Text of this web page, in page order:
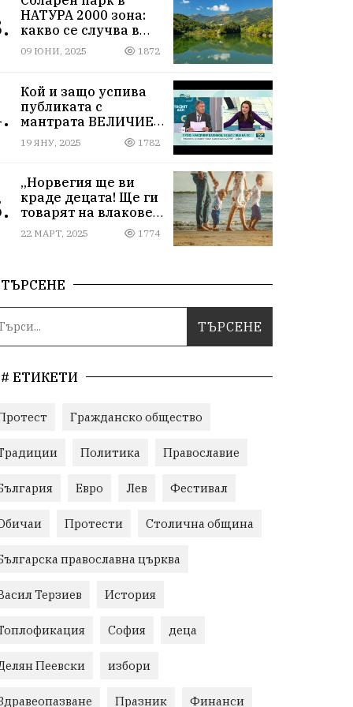
НАТУРА 2000 зона:
какво се случва в
Мартиново?
09 ЮНИ, 2025 1872
Кой и защо успива
публиката с
мантрата ВЕЛИЧИЕ
ОСТАВА ИЗВЪН
ПАРЛАМЕНТА
19 ЯНУ, 2025 1782
„Норвегия ще ви
краде децата! Ще ги
товарят на влакове
от гара Подуяне“
22 МАРТ, 2025 1774
ТЪРСЕНЕ
# ЕТИКЕТИ
Гражданско общество
Политика Православие
Евро Лев Фестивал
Протести Столична община
православна църква
Терзиев История
София деца
Пеевски избори
Празник Финанси